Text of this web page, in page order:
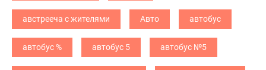
австрееча с жителями Авто автобус
автобус % автобус 5 автобус №5